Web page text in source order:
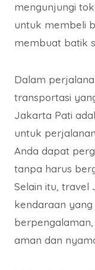
mengunjungi
untuk membeli
membuat batik
Dalam
transportasi
Jakarta Pati
untuk
Anda dapat
tanpa harus
Selain itu, travel
kendaraan
aman dan